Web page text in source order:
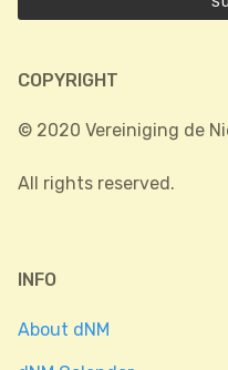
COPYRIGHT
© 2020 Vereiniging de
All rights reserved.
INFO
About dNM